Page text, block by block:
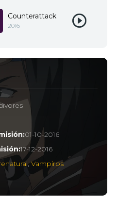
Counterattack
2016
01-10-2016
17-12-2016
,Vampiros